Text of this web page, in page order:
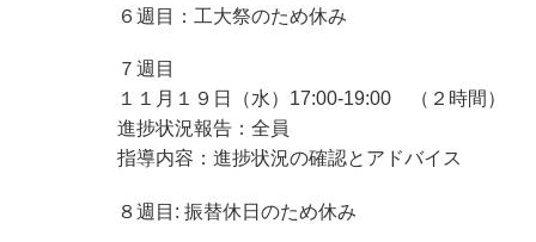
６週目：工大祭のため休み
７週目
１１月１９日（水）17:00-19:00 （２時間）
進捗状況報告：全員
指導内容：進捗状況の確認とアドバイス
８週目: 振替休日のため休み